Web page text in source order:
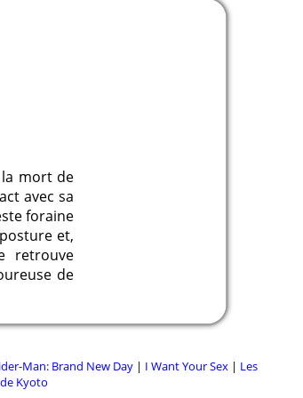
la mort de
avec sa
foraine
et,
retrouve
de
Man: Brand New Day| I Want Your Sex| Les
Kyoto